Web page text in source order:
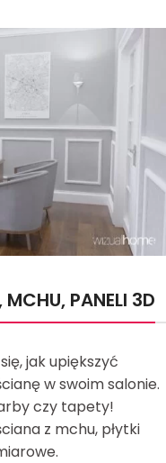
PANELI 3D
jak upiększyć
w swoim salonie.
czy tapety!
z mchu, płytki